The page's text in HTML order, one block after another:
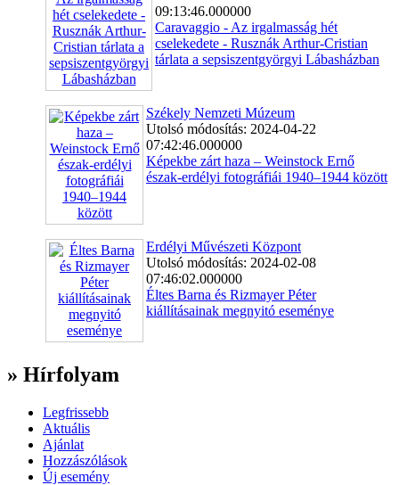
09:13:46.000000
Caravaggio - Az irgalmasság hét
cselekedete - Rusznák Arthur-Cristian
tárlata a sepsiszentgyörgyi Lábasházban
Székely Nemzeti Múzeum
Utolsó módosítás: 2024-04-22
07:42:46.000000
Képekbe zárt haza – Weinstock Ernő
észak-erdélyi fotográfiái 1940–1944 között
Erdélyi Művészeti Központ
Utolsó módosítás: 2024-02-08
07:46:02.000000
Éltes Barna és Rizmayer Péter
kiállításainak megnyitó eseménye
» Hírfolyam
Legfrissebb
Aktuális
Ajánlat
Hozzászólások
Új esemény